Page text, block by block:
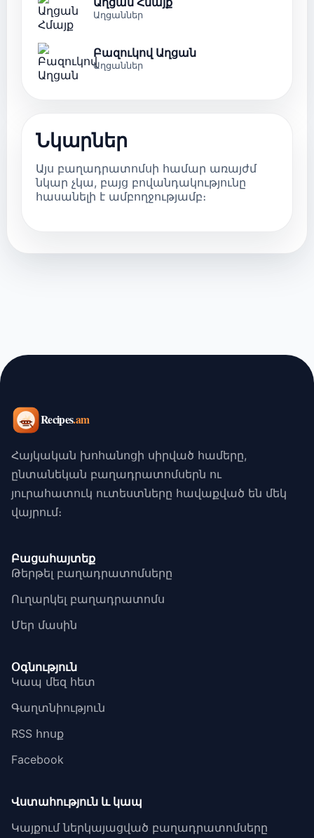
Աղցաններ
Բազուկով Աղցան
Աղցաններ
Նկարներ
Այս բաղադրատոմսի համար առայժմ
նկար չկա, բայց բովանդակությունը
հասանելի է ամբողջությամբ։
Հայկական խոհանոցի սիրված համերը,
ընտանեկան բաղադրատոմսերն ու
յուրահատուկ ուտեստները հավաքված են մեկ
վայրում։
Բացահայտեք
Թերթել բաղադրատոմսերը
Ուղարկել բաղադրատոմս
Մեր մասին
Օգնություն
Կապ մեզ հետ
Գաղտնիություն
RSS հոսք
Facebook
Վստահություն և կապ
Կայքում ներկայացված բաղադրատոմսերը